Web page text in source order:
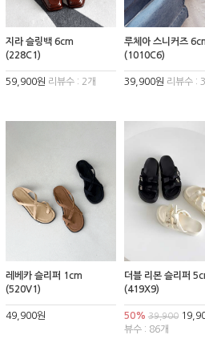
지라 슬링백 6cm
(228C1)
59,900원 리뷰수 : 2개
루체아 스니커즈
(1010C6)
39,900원 리뷰수 :
레베카 슬리퍼 1cm
(520V1)
49,900원
더블 리본 슬리퍼
(419X9)
50% 39,900
뷰수 : 86개